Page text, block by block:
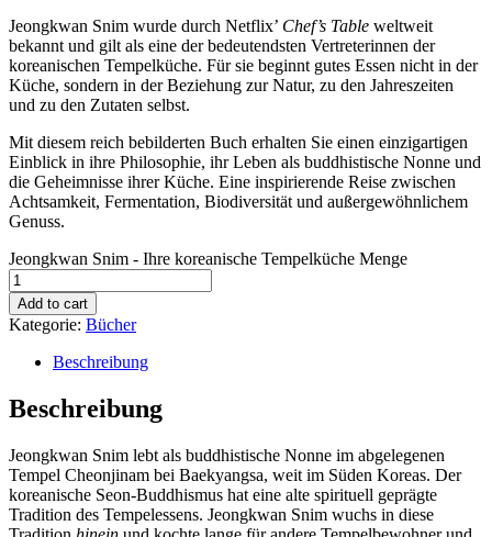
Jeongkwan Snim wurde durch Netflix’ Chef’s Table weltweit
bekannt und gilt als eine der bedeutendsten Vertreterinnen der
koreanischen Tempelküche. Für sie beginnt gutes Essen nicht in der
Küche, sondern in der Beziehung zur Natur, zu den Jahreszeiten
und zu den Zutaten selbst.
Mit diesem reich bebilderten Buch erhalten Sie einen einzigartigen
Einblick in ihre Philosophie, ihr Leben als buddhistische Nonne und
die Geheimnisse ihrer Küche. Eine inspirierende Reise zwischen
Achtsamkeit, Fermentation, Biodiversität und außergewöhnlichem
Genuss.
Jeongkwan Snim - Ihre koreanische Tempelküche Menge
Add to cart
Kategorie: Bücher
Beschreibung
Beschreibung
Jeongkwan Snim lebt als buddhistische Nonne im abgelegenen
Tempel Cheonjinam bei Baekyangsa, weit im Süden Koreas. Der
koreanische Seon-Buddhismus hat eine alte spirituell geprägte
Tradition des Tempelessens. Jeongkwan Snim wuchs in diese